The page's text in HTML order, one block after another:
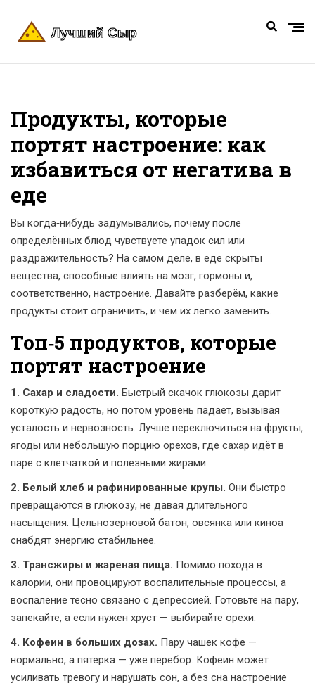
Продукты, которые
портят настроение: как
избавиться от негатива в
еде
Вы когда‑нибудь задумывались, почему после
определённых блюд чувствуете упадок сил или
раздражительность? На самом деле, в еде скрыты
вещества, способные влиять на мозг, гормоны и,
соответственно, настроение. Давайте разберём, какие
продукты стоит ограничить, и чем их легко заменить.
Топ‑5 продуктов, которые
портят настроение
1. Сахар и сладости. Быстрый скачок глюкозы дарит
короткую радость, но потом уровень падает, вызывая
усталость и нервозность. Лучше переключиться на фрукты,
ягоды или небольшую порцию орехов, где сахар идёт в
паре с клетчаткой и полезными жирами.
2. Белый хлеб и рафинированные крупы. Они быстро
превращаются в глюкозу, не давая длительного
насыщения. Цельнозерновой батон, овсянка или киноа
снабдят энергию стабильнее.
3. Трансжиры и жареная пища. Помимо похода в
калории, они провоцируют воспалительные процессы, а
воспаление тесно связанo с депрессией. Готовьте на пару,
запекайте, а если нужен хруст — выбирайте орехи.
4. Кофеин в больших дозах. Пару чашек кофе —
нормально, а пятерка — уже перебор. Кофеин может
усиливать тревогу и нарушать сон, а без сна настроение